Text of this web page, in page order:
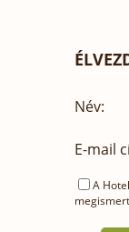
Név:
E-mail
A